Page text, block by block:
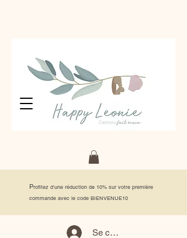
Profitez d'une réduction de 10% sur votre première
commande avec le code BIENVENUE10
Se connecter